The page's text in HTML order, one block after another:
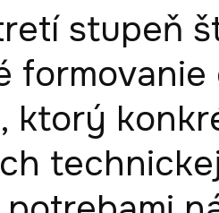
stupeň
ktorý